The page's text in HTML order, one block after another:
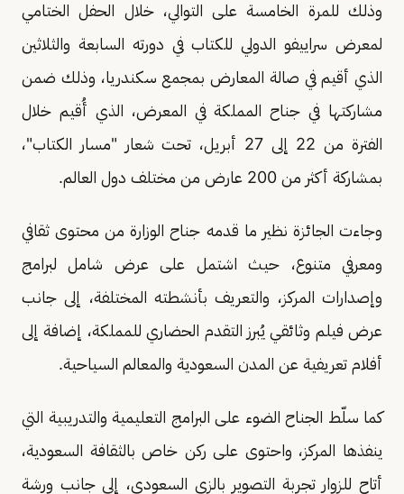
وذلك للمرة الخامسة على التوالي، خلال الحفل الختامي
لمعرض سراييفو الدولي للكتاب في دورته السابعة والثلاثين
الذي أقيم في صالة المعارض بمجمع سكندريا، وذلك ضمن
مشاركتها في جناح المملكة في المعرض، الذي أُقيم خلال
الفترة من 22 إلى 27 أبريل، تحت شعار "مسار الكتاب"،
بمشاركة أكثر من 200 عارض من مختلف دول العالم.
وجاءت الجائزة نظير ما قدمه جناح الوزارة من محتوى ثقافي
ومعرفي متنوع، حيث اشتمل على عرض شامل لبرامج
وإصدارات المركز، والتعريف بأنشطته المختلفة، إلى جانب
عرض فيلم وثائقي يُبرز التقدم الحضاري للمملكة، إضافة إلى
أفلام تعريفية عن المدن السعودية والمعالم السياحية.
كما سلّط الجناح الضوء على البرامج التعليمية والتدريبية التي
ينفذها المركز، واحتوى على ركن خاص بالثقافة السعودية،
أتاح للزوار تجربة التصوير بالزي السعودي، إلى جانب ورشة